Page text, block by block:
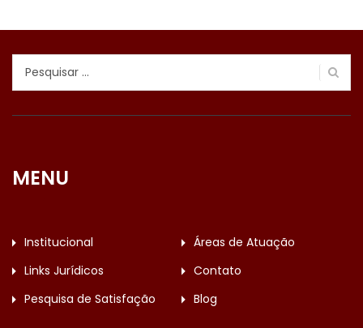
Pesquisar
MENU
Institucional
Áreas de Atuação
Links Jurídicos
Contato
Pesquisa de Satisfação
Blog